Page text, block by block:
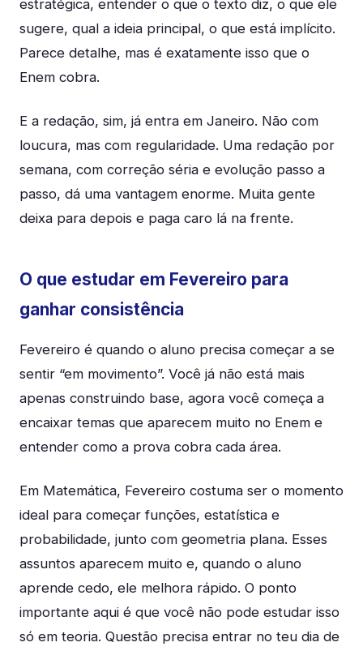
estratégica, entender o que o texto diz, o que ele
sugere, qual a ideia principal, o que está implícito.
Parece detalhe, mas é exatamente isso que o
Enem cobra.
E a redação, sim, já entra em Janeiro. Não com
loucura, mas com regularidade. Uma redação por
semana, com correção séria e evolução passo a
passo, dá uma vantagem enorme. Muita gente
deixa para depois e paga caro lá na frente.
O que estudar em Fevereiro para
ganhar consistência
Fevereiro é quando o aluno precisa começar a se
sentir “em movimento”. Você já não está mais
apenas construindo base, agora você começa a
encaixar temas que aparecem muito no Enem e
entender como a prova cobra cada área.
Em Matemática, Fevereiro costuma ser o momento
ideal para começar funções, estatística e
probabilidade, junto com geometria plana. Esses
assuntos aparecem muito e, quando o aluno
aprende cedo, ele melhora rápido. O ponto
importante aqui é que você não pode estudar isso
só em teoria. Questão precisa entrar no teu dia de